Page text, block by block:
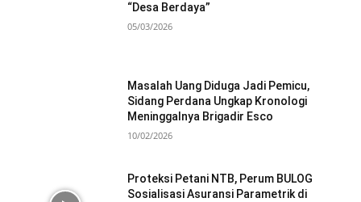
“Desa Berdaya”
05/03/2026
Masalah Uang Diduga Jadi Pemicu,
Sidang Perdana Ungkap Kronologi
Meninggalnya Brigadir Esco
10/02/2026
Proteksi Petani NTB, Perum BULOG
Sosialisasi Asuransi Parametrik di